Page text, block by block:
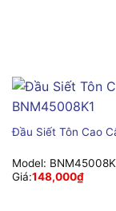
Đầu Siết Tôn Cao
Model:
Giá:148,000₫